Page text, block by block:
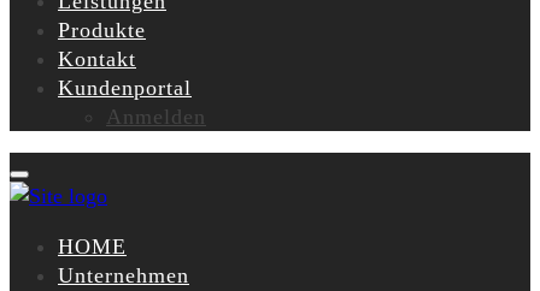
Produkte
Kontakt
Kundenportal
Anmelden
HOME
Unternehmen